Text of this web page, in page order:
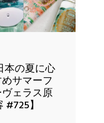
本の夏に心
サマーフ
ェラス原
】